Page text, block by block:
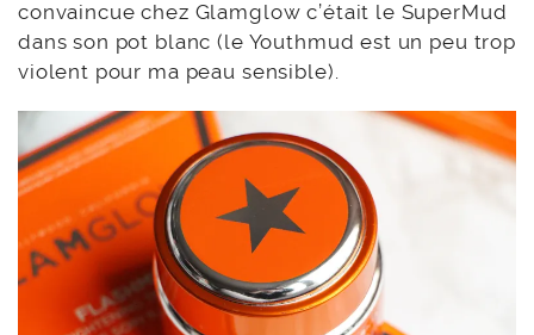
convaincue chez Glamglow c’était le SuperMud
dans son pot blanc (le Youthmud est un peu trop
violent pour ma peau sensible).